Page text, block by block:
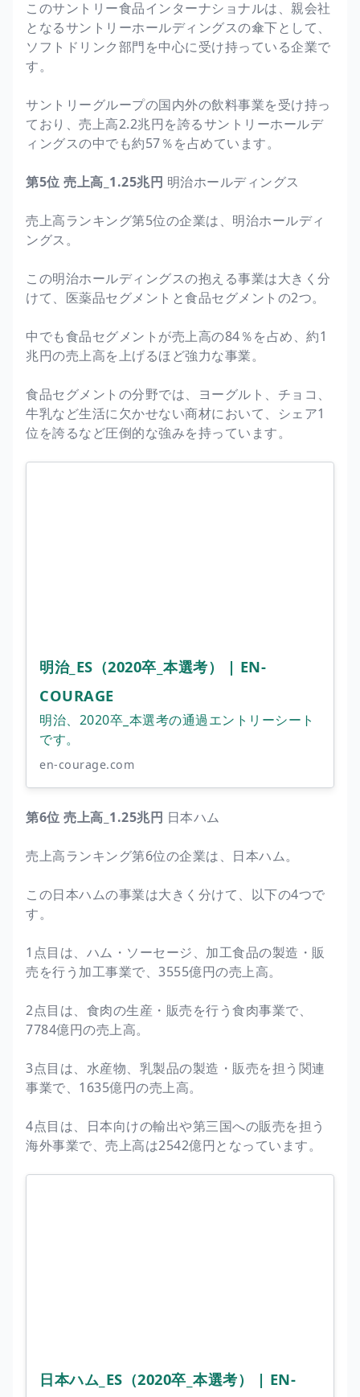
このサントリー食品インターナショナルは、親会社
となるサントリーホールディングスの傘下として、
ソフトドリンク部門を中心に受け持っている企業で
す。
サントリーグループの国内外の飲料事業を受け持っ
ており、売上高2.2兆円を誇るサントリーホールデ
ィングスの中でも約57％を占めています。
第5位 売上高_1.25兆円 明治ホールディングス
売上高ランキング第5位の企業は、明治ホールディ
ングス。
この明治ホールディングスの抱える事業は大きく分
けて、医薬品セグメントと食品セグメントの2つ。
中でも食品セグメントが売上高の84％を占め、約1
兆円の売上高を上げるほど強力な事業。
食品セグメントの分野では、ヨーグルト、チョコ、
牛乳など生活に欠かせない商材において、シェア1
位を誇るなど圧倒的な強みを持っています。
明治_ES（2020卒_本選考） | EN-
COURAGE
明治、2020卒_本選考の通過エントリーシート
です。
en-courage.com
第6位 売上高_1.25兆円 日本ハム
売上高ランキング第6位の企業は、日本ハム。
この日本ハムの事業は大きく分けて、以下の4つで
す。
1点目は、ハム・ソーセージ、加工食品の製造・販
売を行う加工事業で、3555億円の売上高。
2点目は、食肉の生産・販売を行う食肉事業で、
7784億円の売上高。
3点目は、水産物、乳製品の製造・販売を担う関連
事業で、1635億円の売上高。
4点目は、日本向けの輸出や第三国への販売を担う
海外事業で、売上高は2542億円となっています。
日本ハム_ES（2020卒_本選考） | EN-